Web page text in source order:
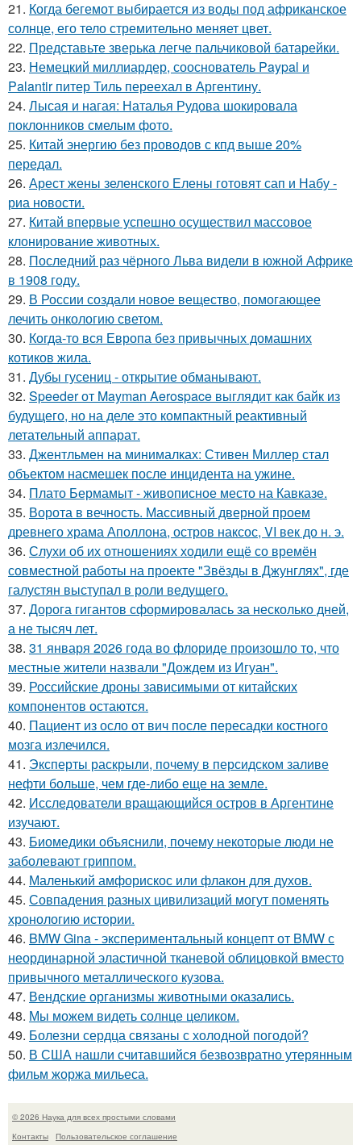
21. Когда бегемот выбирается из воды под африканское
солнце, его тело стремительно меняет цвет.
22. Представьте зверька легче пальчиковой батарейки.
23. Немецкий миллиардер, сооснователь Paypal и
Palantir питер Тиль переехал в Аргентину.
24. Лысая и нагая: Наталья Рудова шокировала
поклонников смелым фото.
25. Китай энергию без проводов с кпд выше 20%
передал.
26. Арест жены зеленского Елены готовят сап и Набу -
риа новости.
27. Китай впервые успешно осуществил массовое
клонирование животных.
28. Последний раз чёрного Льва видели в южной Африке
в 1908 году.
29. В России создали новое вещество, помогающее
лечить онкологию светом.
30. Когда-то вся Европа без привычных домашних
котиков жила.
31. Дубы гусениц - открытие обманывают.
32. Speeder от Mayman Aerospace выглядит как байк из
будущего, но на деле это компактный реактивный
летательный аппарат.
33. Джентльмен на минималках: Стивен Миллер стал
объектом насмешек после инцидента на ужине.
34. Плато Бермамыт - живописное место на Кавказе.
35. Ворота в вечность. Массивный дверной проем
древнего храма Аполлона, остров наксос, VI век до н. э.
36. Слухи об их отношениях ходили ещё со времён
совместной работы на проекте "Звёзды в Джунглях", где
галустян выступал в роли ведущего.
37. Дорога гигантов сформировалась за несколько дней,
а не тысяч лет.
38. 31 января 2026 года во флориде произошло то, что
местные жители назвали "Дождем из Игуан".
39. Российские дроны зависимыми от китайских
компонентов остаются.
40. Пациент из осло от вич после пересадки костного
мозга излечился.
41. Эксперты раскрыли, почему в персидском заливе
нефти больше, чем где-либо еще на земле.
42. Исследователи вращающийся остров в Аргентине
изучают.
43. Биомедики объяснили, почему некоторые люди не
заболевают гриппом.
44. Маленький амфорискос или флакон для духов.
45. Совпадения разных цивилизаций могут поменять
хронологию истории.
46. BMW Gina - экспериментальный концепт от BMW с
неординарной эластичной тканевой облицовкой вместо
привычного металлического кузова.
47. Вендские организмы животными оказались.
48. Мы можем видеть солнце целиком.
49. Болезни сердца связаны с холодной погодой?
50. В США нашли считавшийся безвозвратно утерянным
фильм жоржа мильеса.
© 2026 Наука для всех простыми словами
Контакты
Пользовательское соглашение